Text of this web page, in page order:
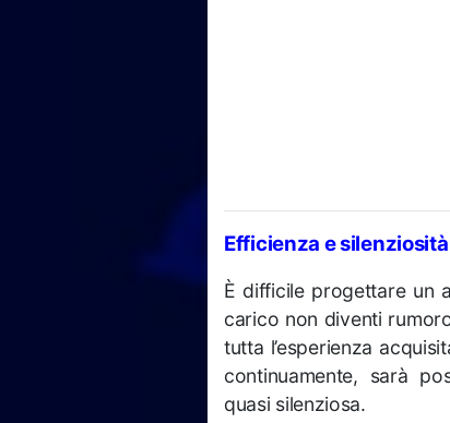
Efficienza e
È difficile progettare un
carico non diventi
tutta l’esperienza
continuamente, sarà
quasi silenziosa.